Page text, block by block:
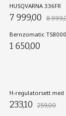
HUSQVARNA 336FR
7 999,00 8
Bernzomatic
1 650,00
H-regulatorsett med
233,10 259,00